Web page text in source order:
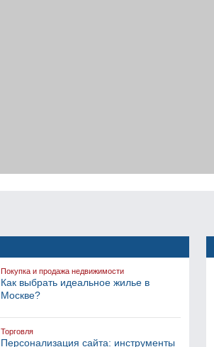
Покупка и продажа недвижимости
Как выбрать идеальное жилье в
Москве?
Торговля
Персонализация сайта: инструменты